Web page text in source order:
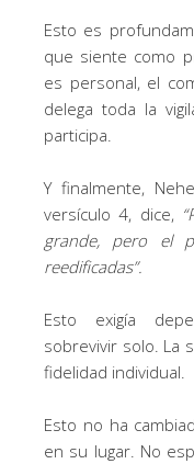
Esto es
que siente como
es personal, el
delega toda la
participa.
Y finalmente,
versículo 4, dice,
grande, pero el
reedificadas”.
Esto exigía
sobrevivir solo. La
fidelidad individual.
Esto no ha
en su lugar. No